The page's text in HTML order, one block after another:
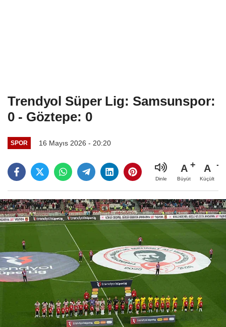
Trendyol Süper Lig: Samsunspor:
0 - Göztepe: 0
SPOR 16 Mayıs 2026 - 20:20
Dinle
A
Büyüt
A
Küçült